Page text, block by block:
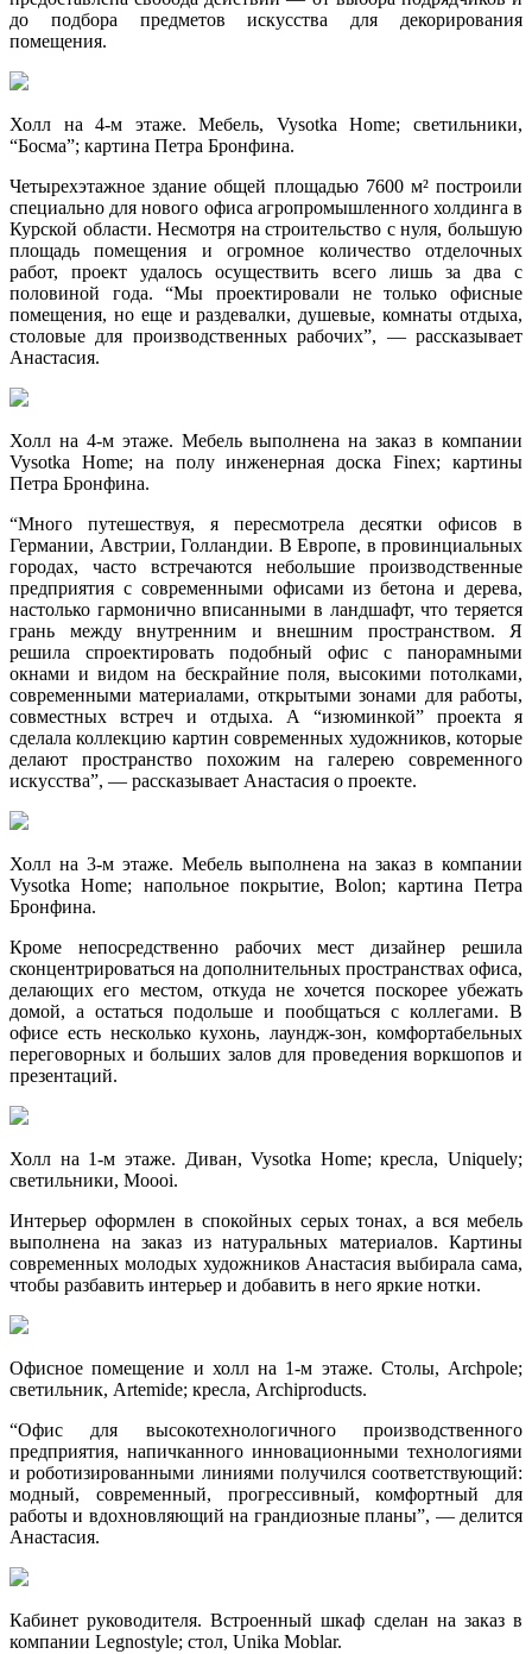
до подбора предметов искусства для декорирования
помещения.
Холл на 4-м этаже. Мебель, Vysotka Home; светильники,
“Босма”; картина Петра Бронфина.
Четырехэтажное здание общей площадью 7600 м² построили
специально для нового офиса агропромышленного холдинга в
Курской области. Несмотря на строительство с нуля, большую
площадь помещения и огромное количество отделочных
работ, проект удалось осуществить всего лишь за два с
половиной года. “Мы проектировали не только офисные
помещения, но еще и раздевалки, душевые, комнаты отдыха,
столовые для производственных рабочих”, — рассказывает
Анастасия.
Холл на 4-м этаже. Мебель выполнена на заказ в компании
Vysotka Home; на полу инженерная доска Finex; картины
Петра Бронфина.
“Много путешествуя, я пересмотрела десятки офисов в
Германии, Австрии, Голландии. В Европе, в провинциальных
городах, часто встречаются небольшие производственные
предприятия с современными офисами из бетона и дерева,
настолько гармонично вписанными в ландшафт, что теряется
грань между внутренним и внешним пространством. Я
решила спроектировать подобный офис с панорамными
окнами и видом на бескрайние поля, высокими потолками,
современными материалами, открытыми зонами для работы,
совместных встреч и отдыха. А “изюминкой” проекта я
сделала коллекцию картин современных художников, которые
делают пространство похожим на галерею современного
искусства”, — рассказывает Анастасия о проекте.
Холл на 3-м этаже. Мебель выполнена на заказ в компании
Vysotka Home; напольное покрытие, Bolon; картина Петра
Бронфина.
Кроме непосредственно рабочих мест дизайнер решила
сконцентрироваться на дополнительных пространствах офиса,
делающих его местом, откуда не хочется поскорее убежать
домой, а остаться подольше и пообщаться с коллегами. В
офисе есть несколько кухонь, лаундж-зон, комфортабельных
переговорных и больших залов для проведения воркшопов и
презентаций.
Холл на 1-м этаже. Диван, Vysotka Home; кресла, Uniquely;
светильники, Moooi.
Интерьер оформлен в спокойных серых тонах, а вся мебель
выполнена на заказ из натуральных материалов. Картины
современных молодых художников Анастасия выбирала сама,
чтобы разбавить интерьер и добавить в него яркие нотки.
Офисное помещение и холл на 1-м этаже. Столы, Archpole;
светильник, Artemide; кресла, Archiproducts.
“Офис для высокотехнологичного производственного
предприятия, напичканного инновационными технологиями
и роботизированными линиями получился соответствующий:
модный, современный, прогрессивный, комфортный для
работы и вдохновляющий на грандиозные планы”, — делится
Анастасия.
Кабинет руководителя. Встроенный шкаф сделан на заказ в
компании Legnostyle; стол, Unika Moblar.